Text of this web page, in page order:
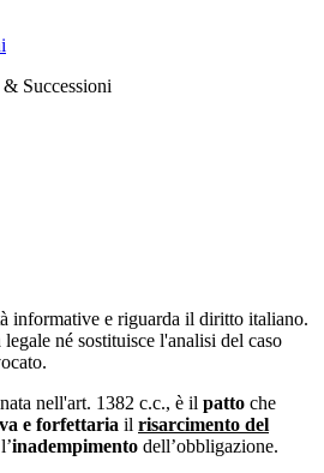
Successioni
informative e riguarda il diritto italiano.
né sostituisce l'analisi del caso
nell'art. 1382 c.c., è il patto che
e forfettaria il risarcimento del
inadempimento dell’obbligazione.